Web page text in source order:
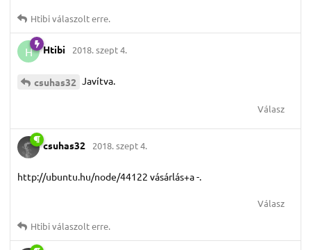
Htibiválaszolt erre.
H Htibi 2018. szept 4.
csuhas32 Javítva.
Válasz
csuhas32 2018. szept 4.
http://ubuntu.hu/node/44122 vásárlás+a -.
Válasz
Htibiválaszolt erre.